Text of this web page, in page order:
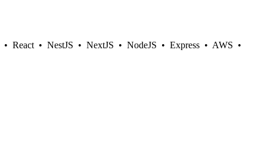
• React • NestJS • NextJS • NodeJS • Express • AWS •